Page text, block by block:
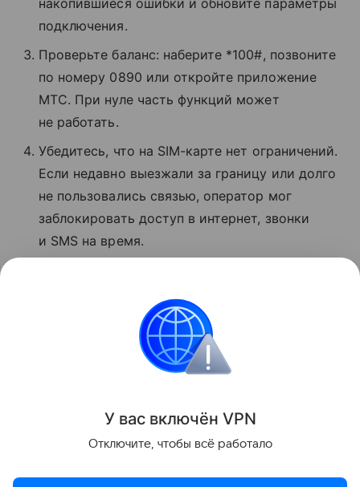
накопившиеся ошибки и обновите параметры
подключения.
Проверьте баланс: наберите *100#, позвоните
по номеру 0890 или откройте приложение
МТС. При нуле часть функций может
не работать.
Убедитесь, что на SIM-карте нет ограничений.
Если недавно выезжали за границу или долго
не пользовались связью, оператор мог
заблокировать доступ в интернет, звонки
и SMS на время.
и сообщите о проблеме.
Поделиться
У вас включён VPN
Отключите, чтобы всё работало